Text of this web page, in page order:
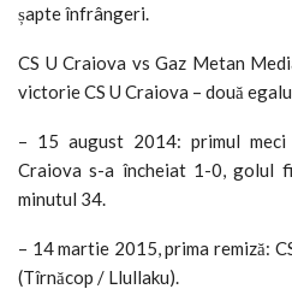
șapte înfrângeri.
CS U Craiova vs Gaz Metan
victorie CS U Craiova – două
– 15 august 2014: primul
Craiova s-a încheiat 1-0, golul
minutul 34.
– 14 martie 2015, prima remiză:
(Tîrnăcop / Llullaku).